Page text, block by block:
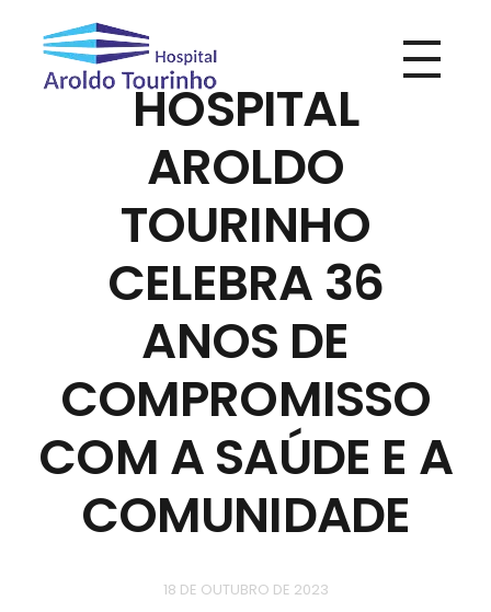
HOSPITAL
AROLDO
TOURINHO
CELEBRA 36
ANOS DE
COMPROMISSO
COM A SAÚDE E A
COMUNIDADE
18 DE OUTUBRO DE 2023